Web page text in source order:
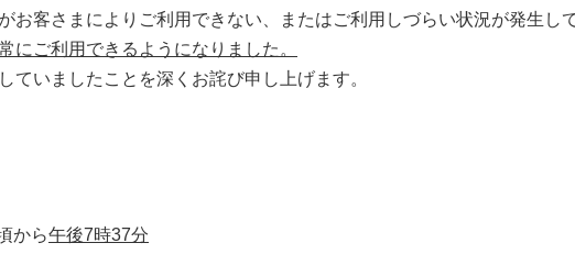
お客さまによりご利用できない、またはご利用しづらい状況が発生し
にご利用できるようになりました。
ていましたことを深くお詫び申し上げます。
から午後7時37分